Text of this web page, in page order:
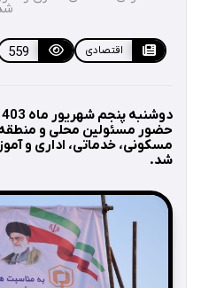
اقتصادی 559
مسکونی، خدماتی، اداری و
شد.